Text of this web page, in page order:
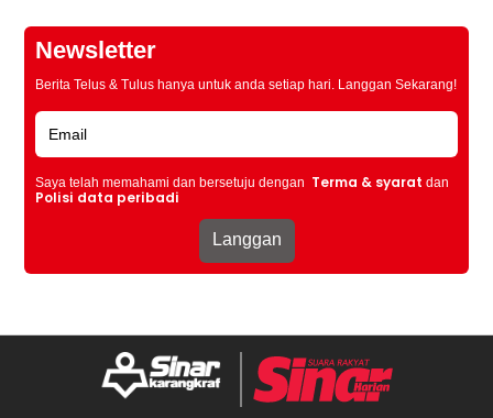
Newsletter
Berita Telus & Tulus hanya untuk anda setiap hari. Langgan Sekarang!
Saya telah memahami dan bersetuju dengan Terma & syarat dan
Polisi data peribadi